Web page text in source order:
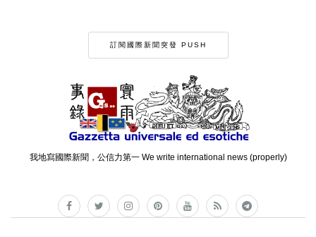
訂閱國際新聞突發 PUSH
我地寫國際新聞，公信力第一 We write international news (properly)